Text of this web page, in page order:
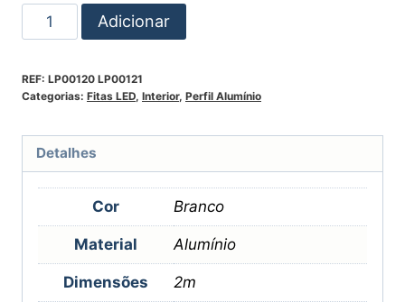
Adicionar
REF: LP00120 LP00121
Categorias: Fitas LED, Interior, Perfil Alumínio
Detalhes
Cor Branco
Material Alumínio
Dimensões 2m